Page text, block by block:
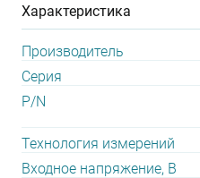
Характеристика
Производитель
Серия
P/N
Технология измерений
Входное напряжение, В